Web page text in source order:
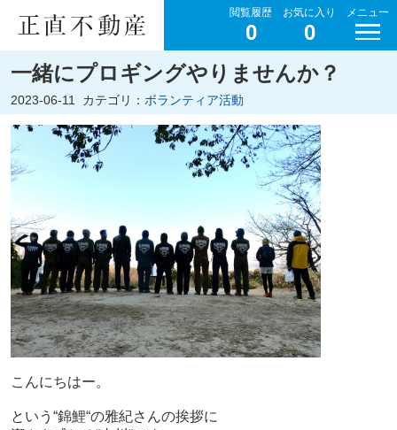
閲覧履歴
0
お気に入り
0
メニュー
一緒にプロギングやりませんか？
2023-06-11 カテゴリ： ボランティア活動
こんにちはー。
という“錦鯉“の雅紀さんの挨拶に